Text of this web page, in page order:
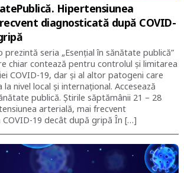
Hipertensiunea
diagnosticată după COVID-
seria „Esențial în sănătate publică”
chiar contează pentru controlul și limitarea
COVID-19, dar și al altor patogeni care
nivel local și internațional. Accesează
publică. Știrile săptămânii 21 – 28
arterială, mai frecvent
19 decât după gripă În […]